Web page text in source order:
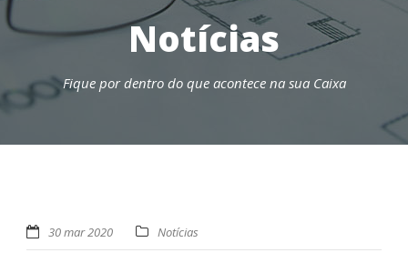
Notícias
Fique por dentro do que acontece na sua Caixa
30 mar 2020 Notícias